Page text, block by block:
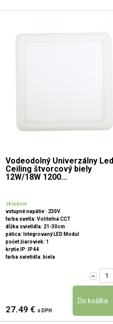
Vodeodolný Univerzálny Led
Ceiling štvorcový biely
12W/18W 1200...
skladom
vstupné napätie : 230V
farba svetla: Voliteľná CCT
dĺžka svietidla: 21-30cm
pätica: Integrovaný LED Modul
počet žiaroviek: 1
krytie IP: IP44
farba svietidla: biela
27.49 € s DPH